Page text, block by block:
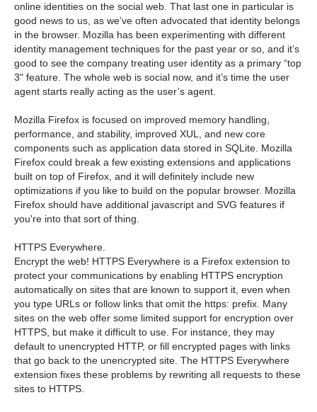
online identities on the social web. That last one in particular is
good news to us, as we’ve often advocated that identity belongs
in the browser. Mozilla has been experimenting with different
identity management techniques for the past year or so, and it’s
good to see the company treating user identity as a primary “top
3" feature. The whole web is social now, and it’s time the user
agent starts really acting as the user’s agent.
Mozilla Firefox is focused on improved memory handling,
performance, and stability, improved XUL, and new core
components such as application data stored in SQLite. Mozilla
Firefox could break a few existing extensions and applications
built on top of Firefox, and it will definitely include new
optimizations if you like to build on the popular browser. Mozilla
Firefox should have additional javascript and SVG features if
you're into that sort of thing.
HTTPS Everywhere.
Encrypt the web! HTTPS Everywhere is a Firefox extension to
protect your communications by enabling HTTPS encryption
automatically on sites that are known to support it, even when
you type URLs or follow links that omit the https: prefix. Many
sites on the web offer some limited support for encryption over
HTTPS, but make it difficult to use. For instance, they may
default to unencrypted HTTP, or fill encrypted pages with links
that go back to the unencrypted site. The HTTPS Everywhere
extension fixes these problems by rewriting all requests to these
sites to HTTPS.